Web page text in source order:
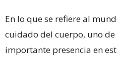
En lo que se refiere al
cuidado del cuerpo, uno de
importante presencia en